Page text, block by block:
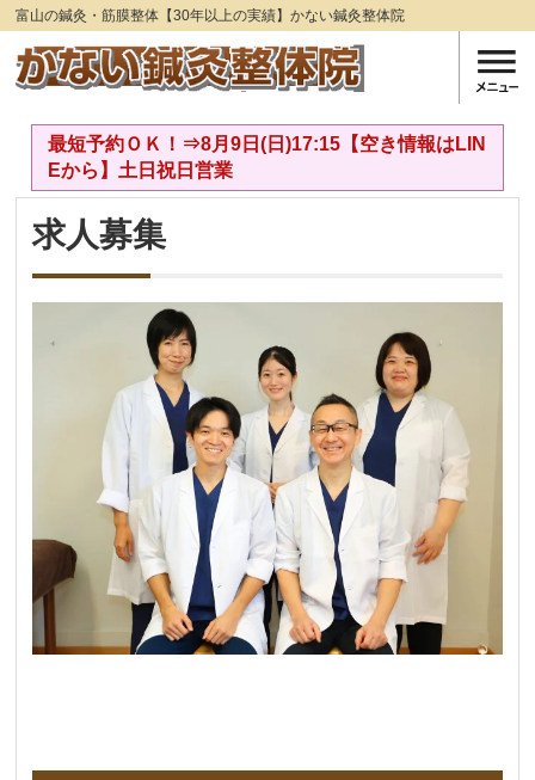
富山の鍼灸・筋膜整体【30年以上の実績】かない鍼灸整体院
最短予約ＯＫ！⇒8月9日(日)17:15【空き情報はLIN
Eから】土日祝日営業
求人募集